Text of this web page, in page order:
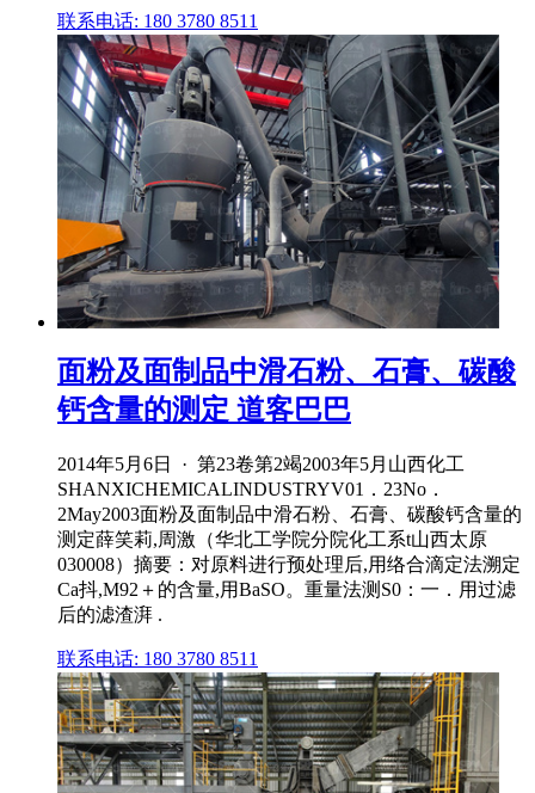
联系电话: 180 3780 8511
面粉及面制品中滑石粉、石膏、碳酸
钙含量的测定 道客巴巴
2014年5月6日 · 第23卷第2竭2003年5月山西化工
SHANXICHEMICALINDUSTRYV01．23No．
2May2003面粉及面制品中滑石粉、石膏、碳酸钙含量的
测定薛笑莉,周激（华北工学院分院化工系t山西太原
030008）摘要：对原料进行预处理后,用络合滴定法溯定
Ca抖,M92＋的含量,用BaSO。重量法测S0：一．用过滤
后的滤渣湃 .
联系电话: 180 3780 8511